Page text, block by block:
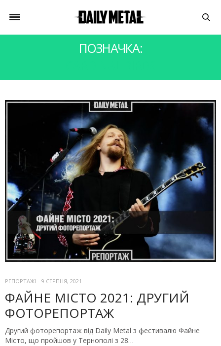
ПОЗНАЧКА:
РЕПОРТАЖІ - 9 СЕРПНЯ, 2021
ФАЙНЕ МІСТО 2021: ДРУГИЙ
ФОТОРЕПОРТАЖ
Другий фоторепортаж від Daily Metal з фестивалю Файне
Місто, що пройшов у Тернополі з 28…